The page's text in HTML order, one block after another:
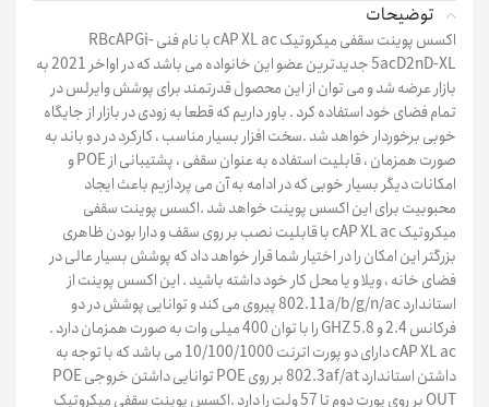
توضیحات
اکسس پوینت سقفی میکروتیک cAP XL ac با نام فنی RBcAPGi-
5acD2nD-XL جدیدترین عضو این خانواده می باشد که در اواخر 2021 به
بازار عرضه شد و می توان از این محصول قدرتمند برای پوشش وایرلس در
تمام فضای خود استفاده کرد . باور داریم که قطعا به زودی در بازار از جایگاه
خوبی برخوردار خواهد شد .سخت افزار بسیار مناسب ، کارکرد در دو باند به
صورت همزمان ، قابلیت استفاده به عنوان سقفی ، پشتیبانی از POE و
امکانات دیگر بسیار خوبی که در ادامه به آن می پردازیم باعث ایجاد
محبوبیت برای این اکسس پوینت خواهد شد .اکسس پوینت سقفی
میکروتیک cAP XL ac با قابلیت نصب بر روی سقف و دارا بودن ظاهری
بزرگتر این امکان را در اختیار شما قرار خواهد داد که پوشش بسیار عالی در
فضای خانه ، ویلا و یا محل کار خود داشته باشید . این اکسس پوینت از
استاندارد 802.11a/b/g/n/ac پیروی می کند و توانایی پوشش در دو
فرکانس 2.4 و 5.8 GHZ را با توان 400 میلی وات به صورت همزمان دارد .
cAP XL ac دارای دو پورت اترنت 10/100/1000 می باشد که با توجه به
داشتن استاندارد 802.3af/at بر روی POE توانایی داشتن خروجی POE
OUT بر روی پورت دوم تا 57 ولت را دارد .اکسس پوینت سقفی میکروتیک